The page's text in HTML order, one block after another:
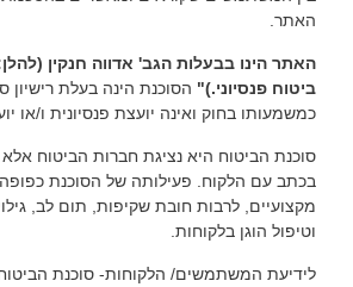
האתר.
האתר הינו בבעלות הגב' אדווה חנקין
ביטוח פנסיוני.)" הסוכנת הינה בעלת רישיון
כמשמעותו בחוק ואינה יועצת פנסיונית ו/או
סוכנת הביטוח היא נציגת חברות הביטוח
בכתב עם הלקוח. פעילותה של הסוכנת
מקצועיים, לרבות חובת שקיפות, תום לב,
וטיפול הוגן בלקוחות.
לידיעת המשתמשים/ הלקוחות- סוכנת